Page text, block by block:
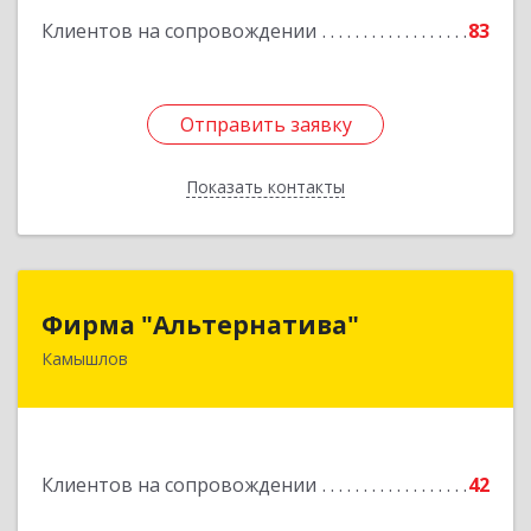
Клиентов на сопровождении 83
Отправить заявку
Показать контакты
Отправить заявку
Назад
Фирма "Альтернатива"
Камышлов
Клиентов на сопровождении 42
624860, Свердловская обл, Камышлов г, Ленина